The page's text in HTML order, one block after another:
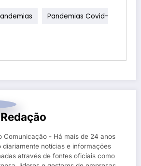
Pandemias Covid-
Comunicação - Há mais de 24 anos
diariamente notícias e informações
através de fontes oficiais como